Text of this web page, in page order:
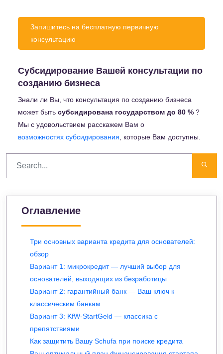
Запишитесь на бесплатную первичную
консультацию
Субсидирование Вашей консультации по
созданию бизнеса
Знали ли Вы, что консультация по созданию бизнеса
может быть субсидирована государством до 80 % ?
Мы с удовольствием расскажем Вам о
возможностях субсидирования , которые Вам доступны.
Оглавление
Три основных варианта кредита для основателей:
обзор
Вариант 1: микрокредит — лучший выбор для
основателей, выходящих из безработицы
Вариант 2: гарантийный банк — Ваш ключ к
классическим банкам
Вариант 3: KfW-StartGeld — классика с
препятствиями
Как защитить Вашу Schufa при поиске кредита